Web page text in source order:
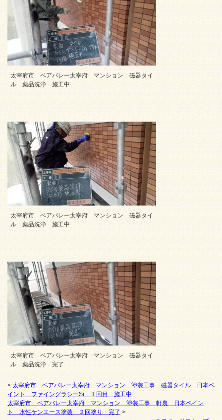
太宰府市 ベアバレー太宰府 マンション 磁器タイ
ル 薬品洗浄 施工中
太宰府市 ベアバレー太宰府 マンション 磁器タイ
ル 薬品洗浄 施工中
太宰府市 ベアバレー太宰府 マンション 磁器タイ
ル 薬品洗浄 完了
< 太宰府市 ベアバレー太宰府 マンション 塗装工事 磁器タイル 日本ペ
イント ファイングラシーSi １回目 施工中
太宰府市 ベアバレー太宰府 マンション 塗装工事 軒裏 日本ペイン
ト 水性ケンエース塗装 ２回塗り 完了 >